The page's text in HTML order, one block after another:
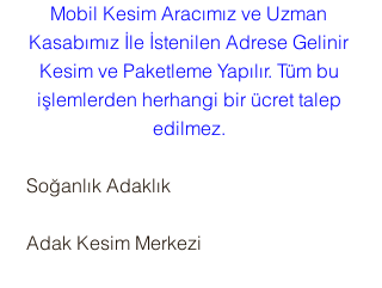
Mobil Kesim Aracımız ve Uzman
Kasabımız İle İstenilen Adrese Gelinir
Kesim ve Paketleme Yapılır. Tüm bu
işlemlerden herhangi bir ücret talep
edilmez.
Soğanlık Adaklık
Adak Kesim Merkezi